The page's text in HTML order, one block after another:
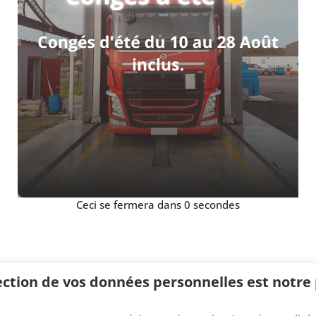
de vos données personnelles est
Ceci se fermera dans 0 secondes